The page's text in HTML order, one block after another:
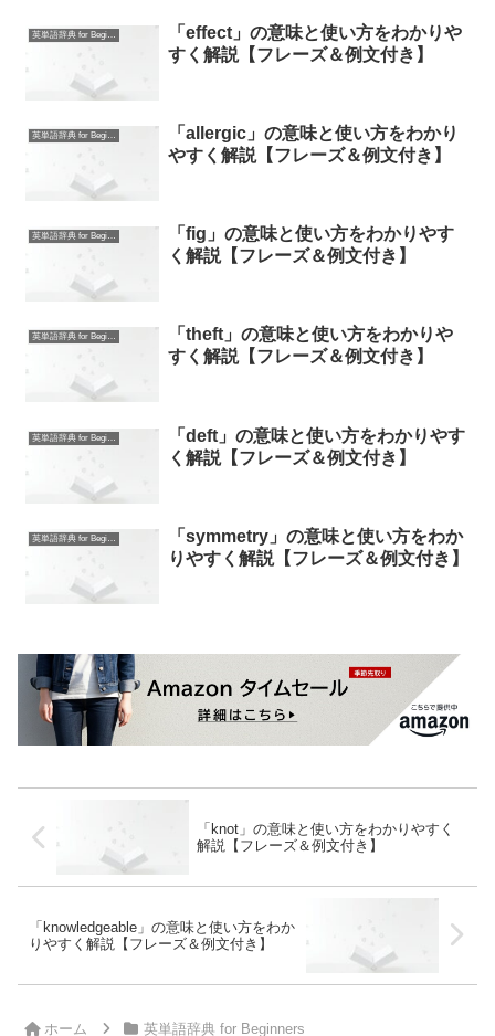
英単語辞典 for Beginners
「effect」の意味と使い方をわかりや
すく解説【フレーズ＆例文付き】
英単語辞典 for Beginners
「allergic」の意味と使い方をわかり
やすく解説【フレーズ＆例文付き】
英単語辞典 for Beginners
「fig」の意味と使い方をわかりやす
く解説【フレーズ＆例文付き】
英単語辞典 for Beginners
「theft」の意味と使い方をわかりや
すく解説【フレーズ＆例文付き】
英単語辞典 for Beginners
「deft」の意味と使い方をわかりやす
く解説【フレーズ＆例文付き】
英単語辞典 for Beginners
「symmetry」の意味と使い方をわか
りやすく解説【フレーズ＆例文付き】
「knot」の意味と使い方をわかりやすく
解説【フレーズ＆例文付き】
「knowledgeable」の意味と使い方をわか
りやすく解説【フレーズ＆例文付き】
ホーム 英単語辞典 for Beginners